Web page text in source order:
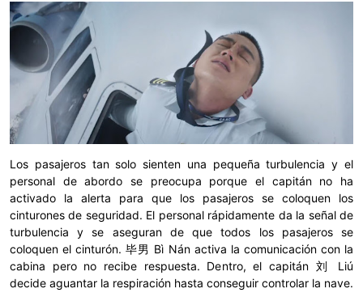
Los pasajeros tan solo sienten una pequeña turbulencia y el
personal de abordo se preocupa porque el capitán no ha
activado la alerta para que los pasajeros se coloquen los
cinturones de seguridad. El personal rápidamente da la señal de
turbulencia y se aseguran de que todos los pasajeros se
coloquen el cinturón. 毕男 Bì Nán activa la comunicación con la
cabina pero no recibe respuesta. Dentro, el capitán 刘 Liú
decide aguantar la respiración hasta conseguir controlar la nave.